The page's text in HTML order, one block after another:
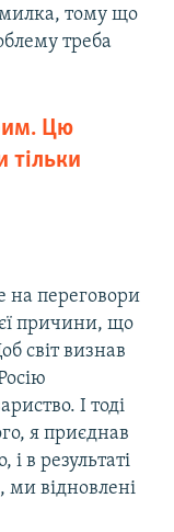
тому що
треба
Цю
тільки
на переговори
причини, що
світ визнав
І тоді
я приєднав
в результаті
ми відновлені